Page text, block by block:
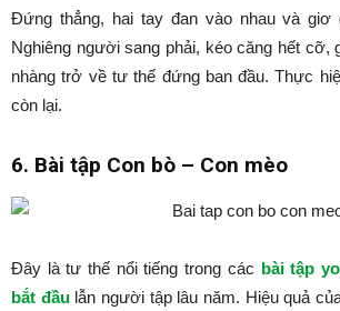
Đứng thẳng, hai tay đan vào nhau và giơ
Nghiêng người sang phải, kéo căng hết cỡ,
nhàng trở về tư thế đứng ban đầu. Thực
còn lại.
6. Bài tập Con bò – Con mèo
Đây là tư thế nổi tiếng trong các bài tập
bắt đầulẫn người tập lâu năm. Hiệu quả